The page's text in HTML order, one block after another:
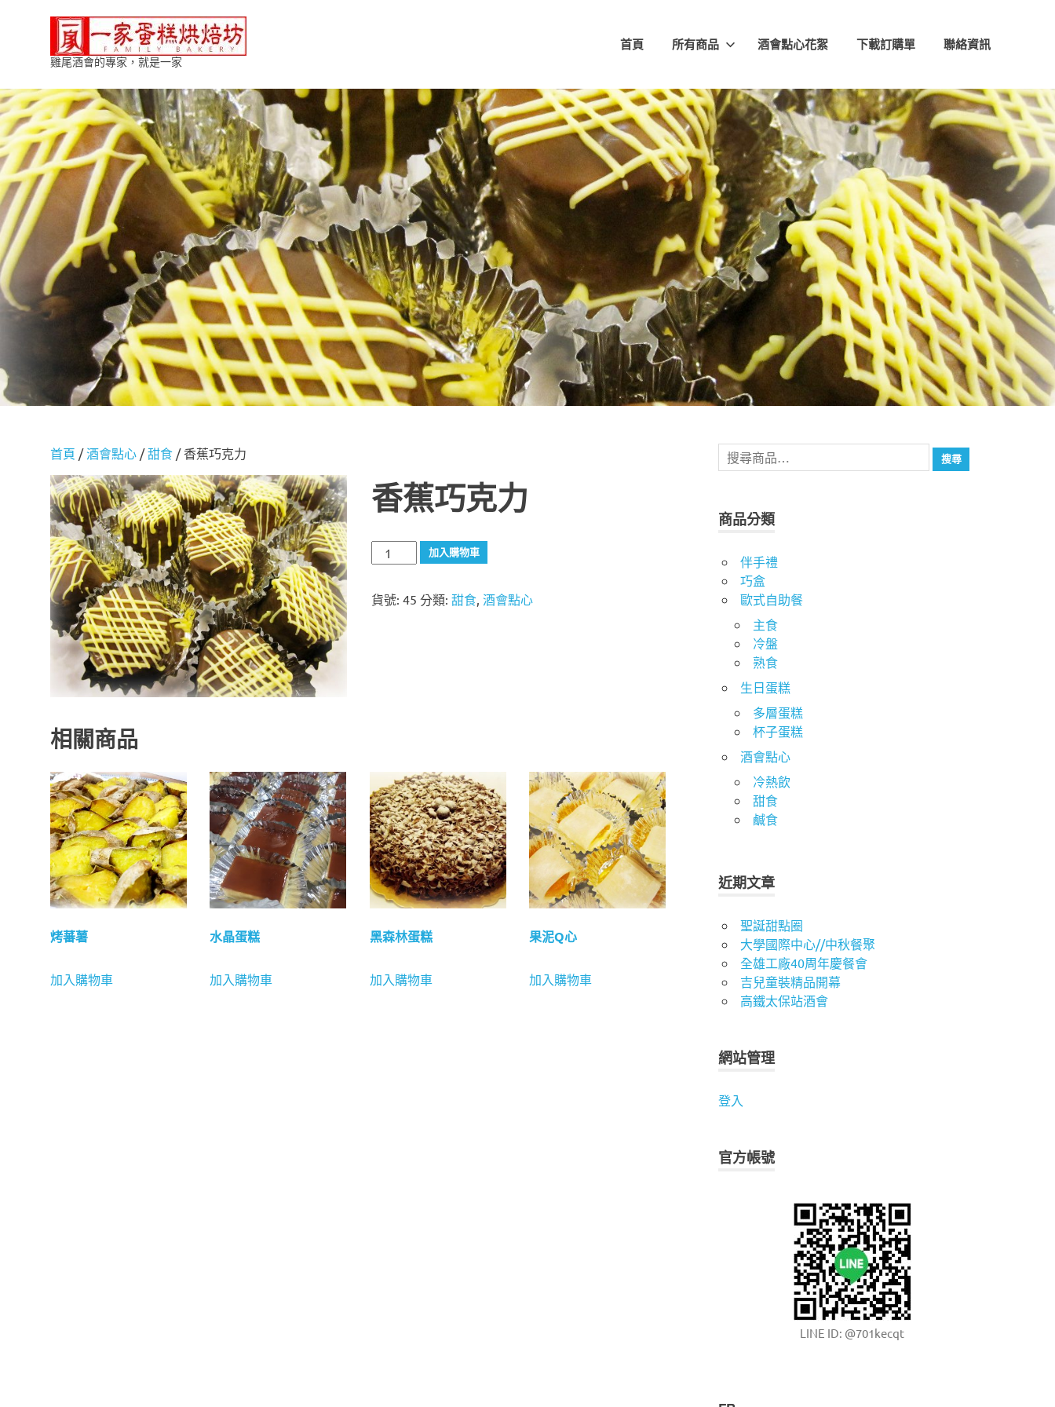
家
蛋
糕
烘
焙
坊
雞尾酒會的專家，就是一家
首頁 所有商品 酒會點心花絮 下載訂購單 聯絡資訊
首頁 /酒會點心 /甜食 / 香蕉巧克力
香蕉巧克力
蕉
克
加入購物車
貨號:45 分類:甜食 ,酒會點心
相關商品
烤蕃薯
加入購物車
水晶蛋糕
加入購物車
黑森林蛋糕
加入購物車
果泥Q心
加入購物車
搜
尋
鍵
字:
搜尋
商品分類
伴手禮
巧盒
歐式自助餐
主食
冷盤
熟食
生日蛋糕
多層蛋糕
杯子蛋糕
酒會點心
冷熱飲
甜食
鹹食
近期文章
聖誕甜點圈
大學國際中心//中秋餐聚
全雄工廠40周年慶餐會
吉兒童裝精品開幕
高鐵太保站酒會
網站管理
登入
官方帳號
LINE ID: @701kecqt